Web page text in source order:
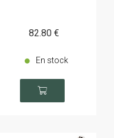
82.80 €
En stock